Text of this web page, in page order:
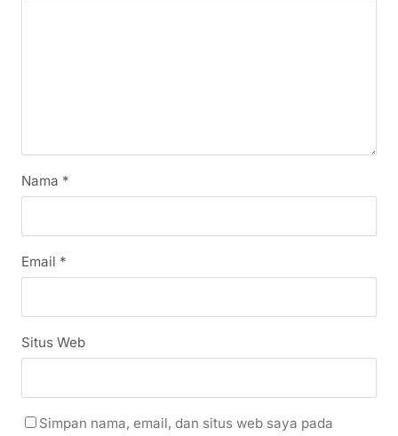
Nama *
Email *
Situs Web
Simpan nama, email, dan situs web saya pada